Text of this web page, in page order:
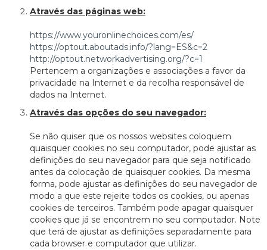
Através das páginas web:
https://www.youronlinechoices.com/es/
https://optout.aboutads.info/?lang=ES&c=2
http://optout.networkadvertising.org/?c=1
Pertencem a organizações e associações a favor da
privacidade na Internet e da recolha responsável de
dados na Internet.
Através das opções do seu navegador:
Se não quiser que os nossos websites coloquem
quaisquer cookies no seu computador, pode ajustar as
definições do seu navegador para que seja notificado
antes da colocação de quaisquer cookies. Da mesma
forma, pode ajustar as definições do seu navegador de
modo a que este rejeite todos os cookies, ou apenas
cookies de terceiros. Também pode apagar quaisquer
cookies que já se encontrem no seu computador. Note
que terá de ajustar as definições separadamente para
cada browser e computador que utilizar.